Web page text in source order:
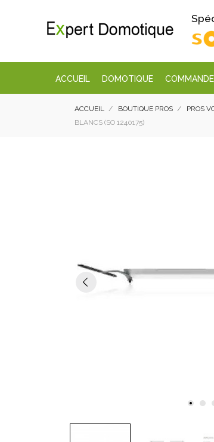
ACCUEIL DOMOTIQUE
ACCUEIL BOUTIQUE PROS PROS
BLANCS (SO 1240175)